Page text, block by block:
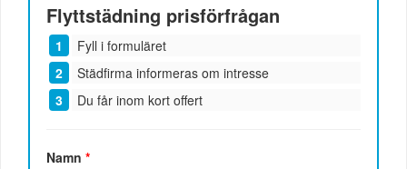
Flyttstädning prisförfrågan
Fyll i formuläret
Städfirma informeras om intresse
Du får inom kort offert
Namn*